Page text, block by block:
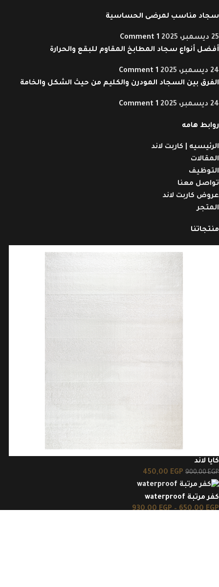
سجاد مناسب لمرضى الحساسية
25 ديسمبر، 2025
1 Comment
أفضل أنواع سجاد المطابخ المقاوم للبقع والحرارة
24 ديسمبر، 2025
1 Comment
الفرق بين السجاد المودرن والكليم من حيث الشكل والخامة
24 ديسمبر، 2025 1 Comment
روابط هامه
الرئيسيه | كاربت لاند
المقالات
التوظيف
تواصل معنا
عروض كاربت لاند
المتجر
منتجاتنا
كايا لاند
900,00EGP
450,00 EGP
كفر مرتبة waterproof
650,00EGP
–
930,00EGP